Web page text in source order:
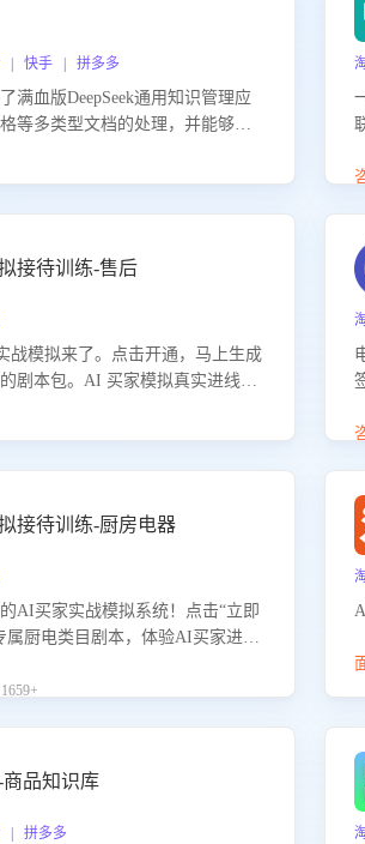
| 快手 | 拼多多
满血版DeepSeek通用知识管理应
等多类型文档的处理，并能够基
持，帮助用户高效管理和利用知
接待训练-售后
战模拟来了。点击开通，马上生成
剧本包。AI 买家模拟真实进线咨
对要点，轻松提升服务能力。
接待训练-厨房电器
AI买家实战模拟系统！点击“立即
属厨电类目剧本，体验AI买家进线
对技巧！
品知识库
| 拼多多